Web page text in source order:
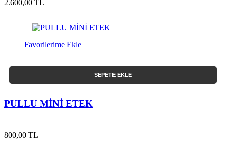
2.600,00 TL
Favorilerime Ekle
SEPETE EKLE
PULLU MİNİ ETEK
800,00 TL